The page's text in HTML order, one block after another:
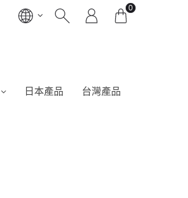
0
日本產品
台灣產品